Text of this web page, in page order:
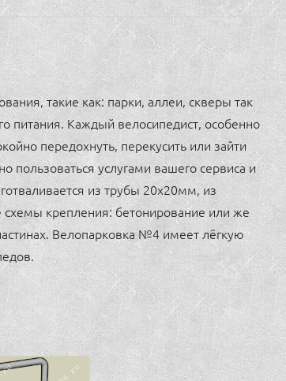
такие как: парки, аллеи, скверы так
питания. Каждый велосипедист, особенно
передохнуть, перекусить или зайти
пользоваться услугами вашего сервиса и
из трубы 20х20мм, из
крепления: бетонирование или же
Велопарковка №4 имеет лёгкую